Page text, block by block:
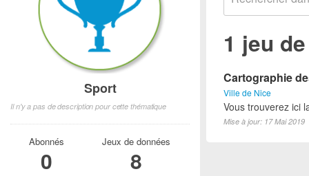
1 jeu
Cartographie
Ville de Nice
Vous trouverez ici
Mise à jour: 17 Mai 2019
Sport
Il n'y a pas de description pour cette thématique
Abonnés
0
Jeux de données
8